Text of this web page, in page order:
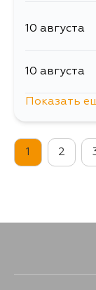
10 августа
10 августа
13 августа
Показать
1 2